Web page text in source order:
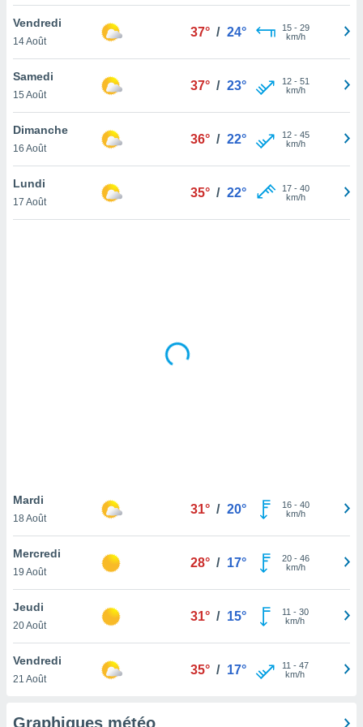
votre
à
en
le
notre
que
et que
Vendredi
14 Août
37° / 24° 15- 29
km/h
Samedi
15 Août
37° / 23° 12- 51
km/h
Dimanche
16 Août
36° / 22° 12- 45
km/h
Lundi
17 Août
35° / 22° 17- 40
km/h
Mardi
18 Août
31° / 20° 16- 40
km/h
Mercredi
19 Août
28° / 17° 20- 46
km/h
Jeudi
20 Août
31° / 15° 11 - 30
km/h
Vendredi
21 Août
35° / 17° 11 - 47
km/h
Graphiques météo